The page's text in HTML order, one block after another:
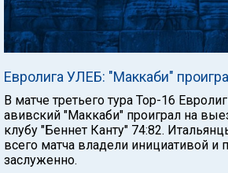
Евролига УЛЕБ: "Маккаби"
В матче третьего тура Тор-16
авивский "Маккаби" проиграл на
клубу "Беннет Канту" 74:82.
всего матча владели инициативой и
заслуженно.